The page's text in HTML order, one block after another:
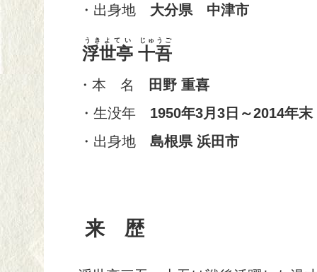
・出身地
大分県 中津市
浮世亭
うきよてい
十吾
じゅうご
・本 名
田野 重喜
・生没年 1950年3月3日～2014年末
・出身地 島根県 浜田市
来 歴